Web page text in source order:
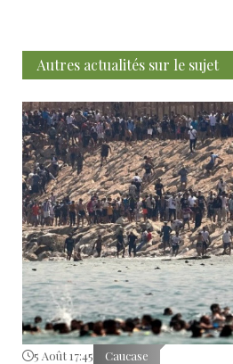
Autres actualités sur le sujet
5 Août 17:45 Caucase